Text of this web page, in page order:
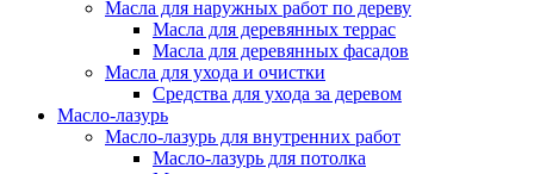
Масла для наружных работ по дереву
Масла для деревянных террас
Масла для деревянных фасадов
Масла для ухода и очистки
Средства для ухода за деревом
Масло-лазурь
Масло-лазурь для внутренних работ
Масло-лазурь для потолка